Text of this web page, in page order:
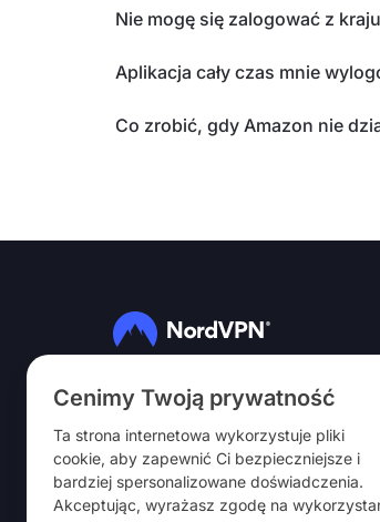
Cenimy Twoją prywatność
Ta strona internetowa wykorzystuje pliki
cookie, aby zapewnić Ci bezpieczniejsze i
bardziej spersonalizowane doświadczenia.
Akceptując, wyrażasz zgodę na
Nie mogę się zalogować z
Aplikacja cały czas mnie
Co zrobić, gdy Amazon nie
Obserwuj nas
NordVPN
O nas
Kariera